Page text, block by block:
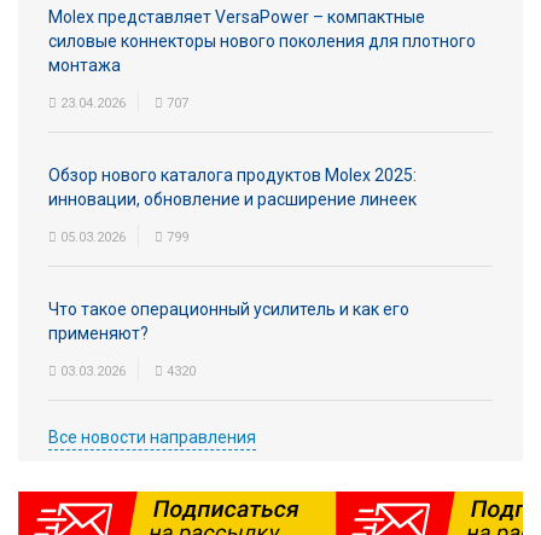
Molex представляет VersaPower – компактные
силовые коннекторы нового поколения для плотного
монтажа
23.04.2026 707
Обзор нового каталога продуктов Molex 2025:
инновации, обновление и расширение линеек
05.03.2026 799
Что такое операционный усилитель и как его
применяют?
03.03.2026 4320
Все новости направления